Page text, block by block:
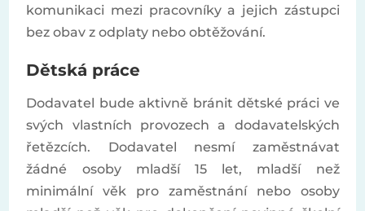
komunikaci mezi pracovníky a jejich zástupci
bez obav z odplaty nebo obtěžování.
Dětská práce
Dodavatel bude aktivně bránit dětské práci ve
svých vlastních provozech a dodavatelských
řetězcích. Dodavatel nesmí zaměstnávat
žádné osoby mladší 15 let, mladší než
minimální věk pro zaměstnání nebo osoby